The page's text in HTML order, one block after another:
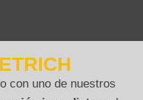
con uno de nuestros